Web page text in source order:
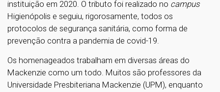
instituição em 2020. O tributo foi realizado no campus
Higienópolis e seguiu, rigorosamente, todos os
protocolos de segurança sanitária, como forma de
prevenção contra a pandemia de covid-19.
Os homenageados trabalham em diversas áreas do
Mackenzie como um todo. Muitos são professores da
Universidade Presbiteriana Mackenzie (UPM), enquanto